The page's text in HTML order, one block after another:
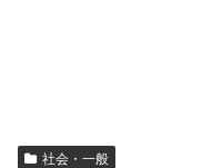
社会・一般